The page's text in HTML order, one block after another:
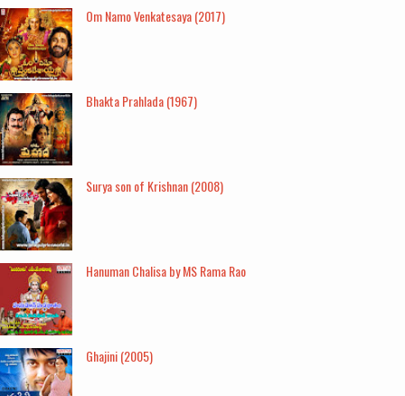
Om Namo Venkatesaya (2017)
Bhakta Prahlada (1967)
Surya son of Krishnan (2008)
Hanuman Chalisa by MS Rama Rao
Ghajini (2005)